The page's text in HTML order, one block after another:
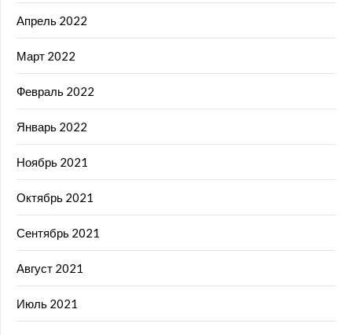
Апрель 2022
Март 2022
Февраль 2022
Январь 2022
Ноябрь 2021
Октябрь 2021
Сентябрь 2021
Август 2021
Июль 2021